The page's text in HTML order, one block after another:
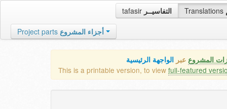
tafasir التفاسيــر Translations
Project parts أجزاء المشروع
المشروع عبر الواجهة الرئيسية
This is a printable version, to view full-featured